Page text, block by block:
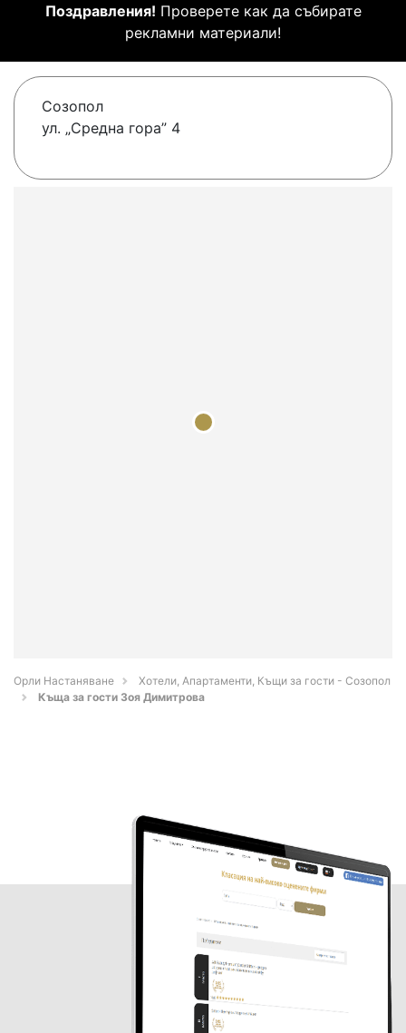
Поздравления! Проверете как да събирате
рекламни материали!
Созопол
ул. „Средна гора” 4
Орли Настаняване
Хотели, Апартаменти, Къщи за гости - Созопол
Къща за гости Зоя Димитрова